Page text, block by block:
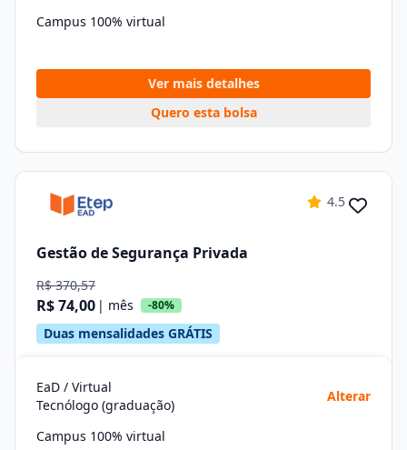
Campus 100% virtual
Ver mais detalhes
Quero esta bolsa
4.5
Gestão de Segurança Privada
R$ 370,57
R$ 74,00 | mês -80%
Duas mensalidades GRÁTIS
EaD / Virtual
Tecnólogo (graduação)
Alterar
Campus 100% virtual